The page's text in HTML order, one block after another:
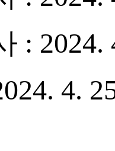
: 2024.
4.